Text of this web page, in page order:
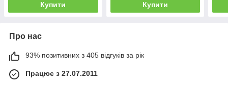
Купити Купити
Про нас
93% позитивних з 405 відгуків за рік
Працює з 27.07.2011